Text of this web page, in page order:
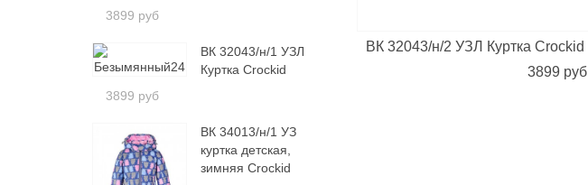
ВК 32043/н/2 УЗЛ Куртка Crockid
3899 руб
3899 руб
ВК 32043/н/1 УЗЛ
Куртка Crockid
3899 руб
ВК 34013/н/1 УЗ
куртка детская,
зимняя Crockid